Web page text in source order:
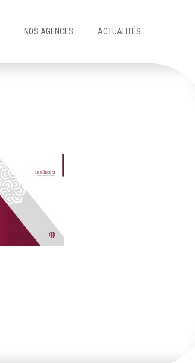
NOS AGENCES ACTUALITÉS